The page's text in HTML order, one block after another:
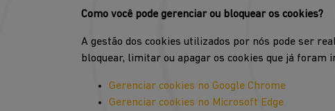
Como você pode gerenciar ou bloquear os cookies?
A gestão dos cookies utilizados por nós pode ser
bloquear, limitar ou apagar os cookies que já
Gerenciar cookies no Google Chrome
Gerenciar cookies no Microsoft Edge